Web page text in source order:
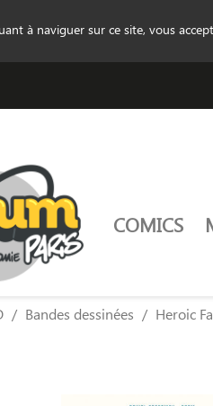
à naviguer sur ce site, vous
COMICS
Bandes dessinées Heroic